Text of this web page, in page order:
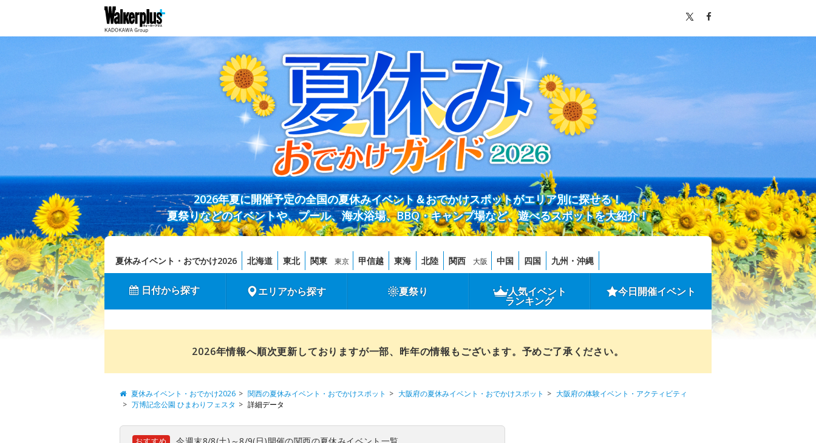
2026年夏に開催予定の全国の夏休みイベント＆おでかけスポットがエリア別に探せる！
夏祭りなどのイベントや、プール、海水浴場、BBQ・キャンプ場など、遊べるスポットを大紹介！
夏休みイベント・おでかけ2026 北海道 東北 関東 東京 甲信越 東海 北陸 関西 大阪 中国 四国 九州・沖縄
日付から探す エリアから探す 夏祭り 人気イベント
ランキング
今日開催イベント
2026年情報へ順次更新しておりますが一部、昨年の情報もございます。予めご了承ください。
夏休みイベント・おでかけ2026 関西の夏休みイベント・おでかけスポット 大阪府の夏休みイベント・おでかけスポット
大阪府の体験イベント・アクティビティ
万博記念公園 ひまわりフェスタ
詳細データ